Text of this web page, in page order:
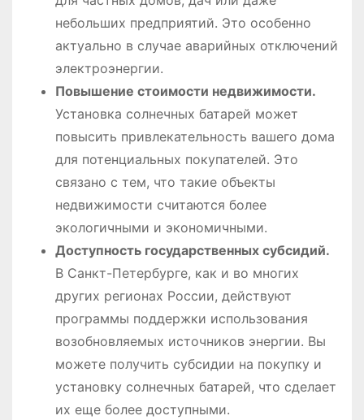
небольших предприятий. Это особенно
актуально в случае аварийных отключений
электроэнергии.
Повышение стоимости недвижимости.
Установка солнечных батарей может
повысить привлекательность вашего дома
для потенциальных покупателей. Это
связано с тем, что такие объекты
недвижимости считаются более
экологичными и экономичными.
Доступность государственных субсидий.
В Санкт-Петербурге, как и во многих
других регионах России, действуют
программы поддержки использования
возобновляемых источников энергии. Вы
можете получить субсидии на покупку и
установку солнечных батарей, что сделает
их еще более доступными.